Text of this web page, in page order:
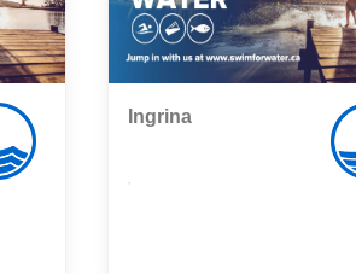
Ingrina